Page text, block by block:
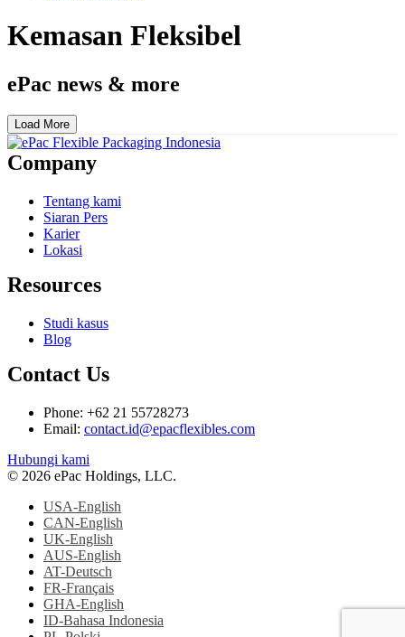
Kemasan Fleksibel
ePac news & more
Load More
Company
Tentang kami
Siaran Pers
Karier
Lokasi
Resources
Studi kasus
Blog
Contact Us
Phone: +62 21 55728273
Email: contact.id@epacflexibles.com
facebook
youtube
linkedin
instagram
Hubungi kami
© 2026 ePac Holdings, LLC.
USA-English
CAN-English
UK-English
AUS-English
AT-Deutsch
FR-Français
GHA-English
ID-Bahasa Indonesia